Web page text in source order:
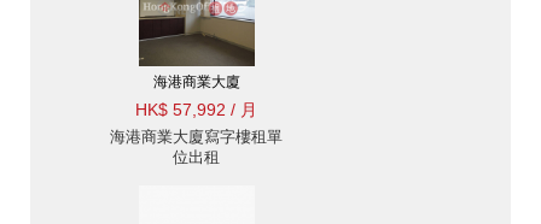
海港商業大廈
HK$ 57,992 / 月
海港商業大廈寫字樓租單
位出租